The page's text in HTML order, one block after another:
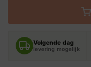
Volgende dag
levering mogelijk